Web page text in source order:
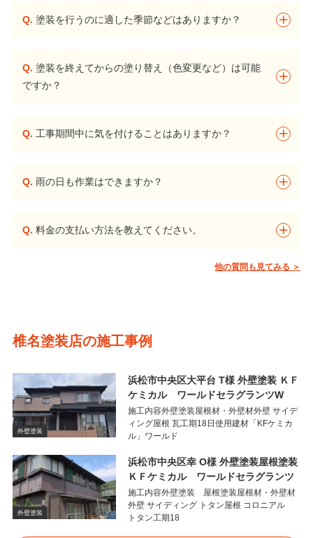
Q. 塗装を行うのに適した季節などはありますか？
Q. 塗装を終えてからの塗り替え（色変更など）は可能
ですか？
Q. 工事期間中に気を付けることはありますか？
Q. 雨の日も作業はできますか？
Q. 料金の支払い方法を教えてください。
他の質問も見てみる ＞
椎名塗装店の施工事例
外壁塗装
浜松市中央区大平台 T様 外壁塗装 ＫＦ
ケミカル ワールドセラグランツW
施工内容外壁塗装屋根材・外壁材外壁 サイデ
ィング屋根 瓦工期18日使用建材「KFケミカ
ル」ワールド
外壁塗装
浜松市中央区幸 O様 外壁塗装屋根塗装
ＫＦケミカル ワールドセラグランツ
施工内容外壁塗装 屋根塗装屋根材・外壁材
外壁 サイディング トタン屋根 コロニアル
トタン工期18